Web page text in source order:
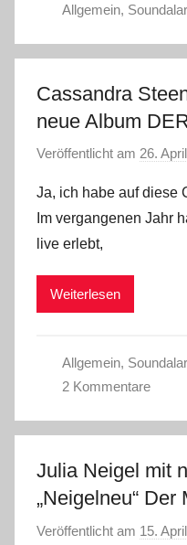
Allgemein,
Cassandra
neue Album
Veröffentlicht am 26.
Ja, ich habe auf diese
Im vergangenen Jahr
live erlebt,
Weiterlesen
Allgemein,
2 Kommentare
Julia Neigel mit
„Neigelneu“
Veröffentlicht am 15.